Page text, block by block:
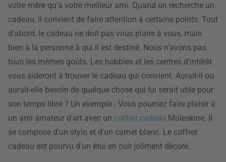
votre mère qu'à votre meilleur ami. Quand on recherche un
cadeau, il convient de faire attention à certains points. Tout
d'abord, le cadeau ne doit pas vous plaire à vous, mais
bien à la personne à qui il est destiné. Nous n'avons pas
tous les mêmes goûts. Les hobbies et les centres d'intérêt
vous aideront à trouver le cadeau qui convient. Aurait-il ou
aurait-elle besoin de quelque chose qui lui serait utile pour
son temps libre ? Un exemple : Vous pourriez faire plaisir à
un ami amateur d'art avec un coffret cadeau Moleskine. Il
se compose d'un stylo et d'un carnet blanc. Le coffret
cadeau est pourvu d'un étui en cuir joliment décoré.